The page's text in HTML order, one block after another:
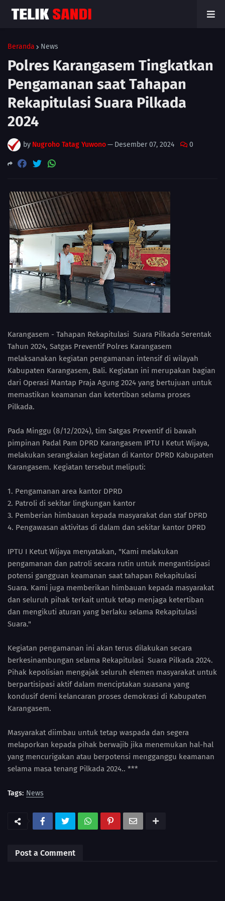
Beranda News
Polres Karangasem Tingkatkan
Pengamanan saat Tahapan
Rekapitulasi Suara Pilkada
2024
by Nugroho Tatag Yuwono— Desember 07, 2024 0
Karangasem - Tahapan Rekapitulasi Suara Pilkada Serentak
Tahun 2024, Satgas Preventif Polres Karangasem
melaksanakan kegiatan pengamanan intensif di wilayah
Kabupaten Karangasem, Bali. Kegiatan ini merupakan bagian
dari Operasi Mantap Praja Agung 2024 yang bertujuan untuk
memastikan keamanan dan ketertiban selama proses
Pilkada.
Pada Minggu (8/12/2024), tim Satgas Preventif di bawah
pimpinan Padal Pam DPRD Karangasem IPTU I Ketut Wijaya,
melakukan serangkaian kegiatan di Kantor DPRD Kabupaten
Karangasem. Kegiatan tersebut meliputi:
1. Pengamanan area kantor DPRD
2. Patroli di sekitar lingkungan kantor
3. Pemberian himbauan kepada masyarakat dan staf DPRD
4. Pengawasan aktivitas di dalam dan sekitar kantor DPRD
IPTU I Ketut Wijaya menyatakan, "Kami melakukan
pengamanan dan patroli secara rutin untuk mengantisipasi
potensi gangguan keamanan saat tahapan Rekapitulasi
Suara. Kami juga memberikan himbauan kepada masyarakat
dan seluruh pihak terkait untuk tetap menjaga ketertiban
dan mengikuti aturan yang berlaku selama Rekapitulasi
Suara."
Kegiatan pengamanan ini akan terus dilakukan secara
berkesinambungan selama Rekapitulasi Suara Pilkada 2024.
Pihak kepolisian mengajak seluruh elemen masyarakat untuk
berpartisipasi aktif dalam menciptakan suasana yang
kondusif demi kelancaran proses demokrasi di Kabupaten
Karangasem.
Masyarakat diimbau untuk tetap waspada dan segera
melaporkan kepada pihak berwajib jika menemukan hal-hal
yang mencurigakan atau berpotensi mengganggu keamanan
selama masa tenang Pilkada 2024.. ***
Tags: News
Post a Comment